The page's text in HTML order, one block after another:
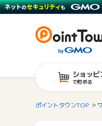
ショッ
で貯める
ポイントタウンTOP